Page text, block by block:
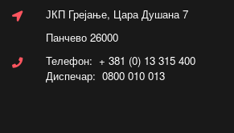
ЈКП Грејање, Цара Душана 7
Панчево 26000
Телефон: + 381 (0) 13 315 400
Диспечар: 0800 010 013